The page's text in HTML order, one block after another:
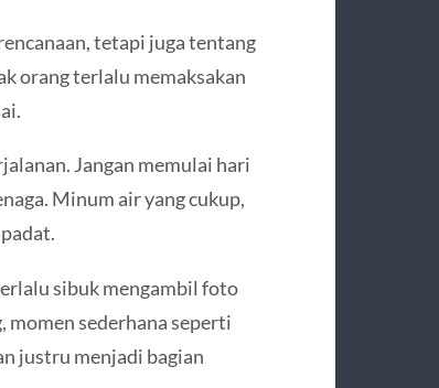
tetapi juga tentang
orang terlalu memaksakan
Jangan memulai hari
Minum air yang cukup,
sibuk mengambil foto
momen sederhana seperti
justru menjadi bagian